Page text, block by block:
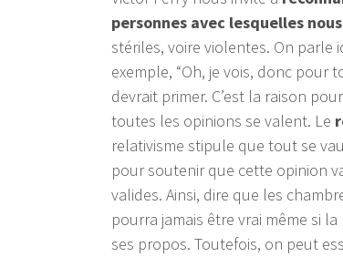
personnes avec lesquelles
stériles, voire violentes. On parle
exemple, “Oh, je vois, donc pour
devrait primer. C’est la raison
toutes les opinions se valent. Le
relativisme stipule que tout se
pour soutenir que cette opinion
valides. Ainsi, dire que les
pourra jamais être vrai même si
ses propos. Toutefois, on peut